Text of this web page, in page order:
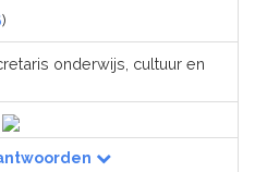
)
onderwijs, cultuur en